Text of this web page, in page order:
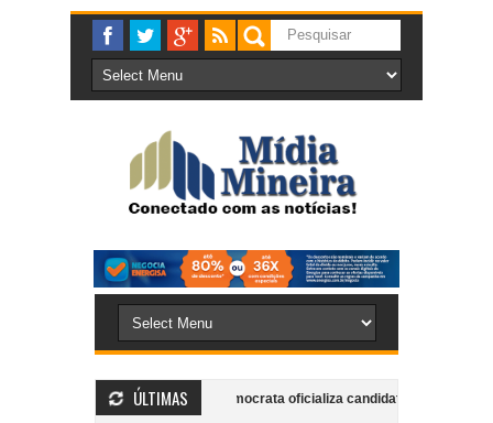
ÚLTIMAS
e mobiliza bombeiros Democrata oficializa candidatura do ex-